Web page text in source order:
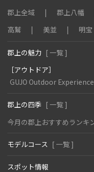
郡上全域
郡上八幡
高鷲
美並 明宝
郡上の魅力 [ 一覧 ]
［アウトドア］
GUJO Outdoor
郡上の四季 [ 一覧 ]
今月の郡上おすすめランキ
モデルコース [ 一覧 ]
スポット情報